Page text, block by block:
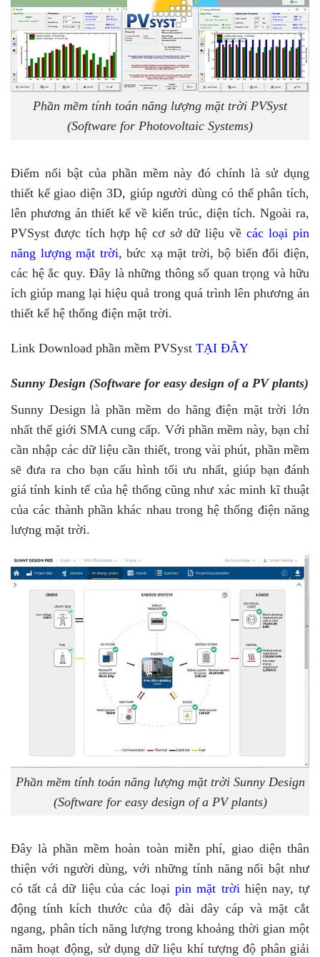
Phần mềm tính toán năng lượng mặt trời PVSyst
(Software for Photovoltaic Systems)
Điểm nổi bật của phần mềm này đó chính là sử dụng
thiết kế giao diện 3D, giúp người dùng có thể phân tích,
lên phương án thiết kế về kiến trúc, diện tích. Ngoài ra,
PVSyst được tích hợp hệ cơ sở dữ liệu vềcác loại pin
năng lượng mặt trời, bức xạ mặt trời, bộ biến đổi điện,
các hệ ắc quy. Đây là những thông số quan trọng và hữu
ích giúp mang lại hiệu quả trong quá trình lên phương án
thiết kế hệ thống điện mặt trời.
Link Download phần mềm PVSyst TẠI ĐÂY
Sunny Design (Software for easy design of a PV plants)
Sunny Design là phần mềm do hãng điện mặt trời lớn
nhất thế giới SMA cung cấp. Với phần mềm này, bạn chỉ
cần nhập các dữ liệu cần thiết, trong vài phút, phần mềm
sẽ đưa ra cho bạn cấu hình tối ưu nhất, giúp bạn đánh
giá tính kinh tế của hệ thống cũng như xác minh kĩ thuật
của các thành phần khác nhau trong hệ thống điện năng
lượng mặt trời.
Phần mềm tính toán năng lượng mặt trời Sunny Design
(Software for easy design of a PV plants)
Đây là phần mềm hoàn toàn miễn phí, giao diện thân
thiện với người dùng, với những tính năng nổi bật như
có tất cả dữ liệu của các loạipin mặt trờihiện nay, tự
động tính kích thước của độ dài dây cáp và mặt cắt
ngang, phân tích năng lượng trong khoảng thời gian một
năm hoạt động, sử dụng dữ liệu khí tượng độ phân giải